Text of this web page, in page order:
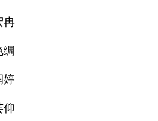
冉
婷
仰